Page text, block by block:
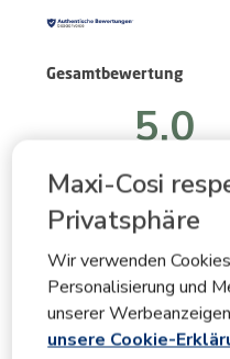
Maxi-Cosi
Privatsphäre
Wir verwenden
Personalisierung und
unserer
unsere Cookie-
Beurteilungsüberblick
Wählen Sie unten eine
filtern.
5 SterneSterne
Gesamtbewertung
5.0
2 Bewertungen